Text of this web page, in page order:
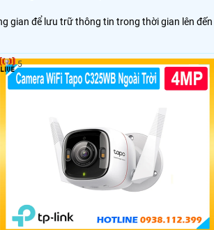
gian để lưu trữ thông tin trong thời gian lên đến
5